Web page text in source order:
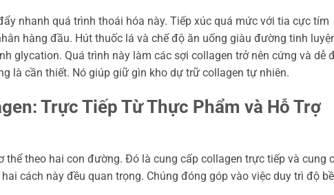
nhanh quá trình thoái hóa này. Tiếp xúc quá mức với tia cực tím
hàng đầu. Hút thuốc lá và chế độ ăn uống giàu đường tinh
glycation. Quá trình này làm các sợi collagen trở nên cứng và dễ
là cần thiết. Nó giúp giữ gìn kho dự trữ collagen tự nhiên.
Trực Tiếp Từ Thực Phẩm và Hỗ Trợ
thể theo hai con đường. Đó là cung cấp collagen trực tiếp và cung
cách này đều quan trọng. Chúng đóng góp vào việc duy trì độ